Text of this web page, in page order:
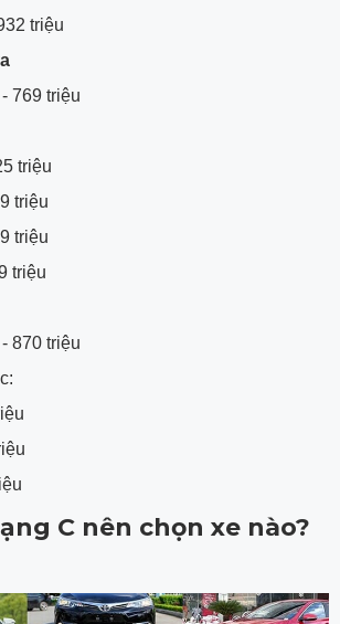
triệu
769 triệu
triệu
triệu
triệu
triệu
870 triệu
C nên chọn xe nào?